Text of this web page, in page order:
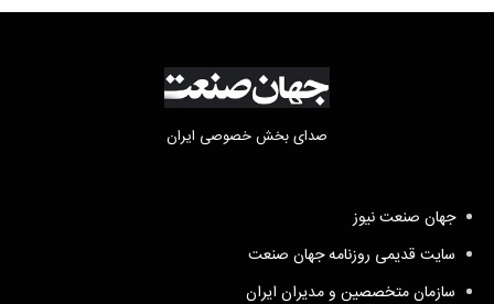
صدای بخش خصوصی ایران
جهان صنعت نیوز
سایت قدیمی روزنامه جهان صنعت
سازمان متخصصین و مدیران ایران